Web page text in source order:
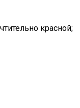
красной;